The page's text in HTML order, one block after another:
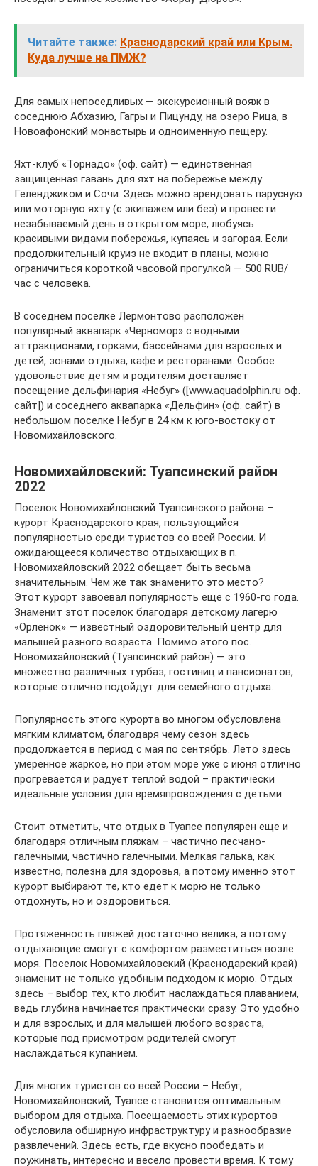
Читайте также: Краснодарский край или Крым.
Куда лучше на ПМЖ?
Для самых непоседливых — экскурсионный вояж в
соседнюю Абхазию, Гагры и Пицунду, на озеро Рица, в
Новоафонский монастырь и одноименную пещеру.
Яхт-клуб «Торнадо» (оф. сайт) — единственная
защищенная гавань для яхт на побережье между
Геленджиком и Сочи. Здесь можно арендовать парусную
или моторную яхту (с экипажем или без) и провести
незабываемый день в открытом море, любуясь
красивыми видами побережья, купаясь и загорая. Если
продолжительный круиз не входит в планы, можно
ограничиться короткой часовой прогулкой — 500 RUB/
час с человека.
В соседнем поселке Лермонтово расположен
популярный аквапарк «Черномор» с водными
аттракционами, горками, бассейнами для взрослых и
детей, зонами отдыха, кафе и ресторанами. Особое
удовольствие детям и родителям доставляет
посещение дельфинария «Небуг» ([www.aquadolphin.ru оф.
сайт]) и соседнего аквапарка «Дельфин» (оф. сайт) в
небольшом поселке Небуг в 24 км к юго-востоку от
Новомихайловского.
Новомихайловский: Туапсинский район
2022
Поселок Новомихайловский Туапсинского района –
курорт Краснодарского края, пользующийся
популярностью среди туристов со всей России. И
ожидающееся количество отдыхающих в п.
Новомихайловский 2022 обещает быть весьма
значительным. Чем же так знаменито это место?
Этот курорт завоевал популярность еще с 1960-го года.
Знаменит этот поселок благодаря детскому лагерю
«Орленок» — известный оздоровительный центр для
малышей разного возраста. Помимо этого пос.
Новомихайловский (Туапсинский район) — это
множество различных турбаз, гостиниц и пансионатов,
которые отлично подойдут для семейного отдыха.
Популярность этого курорта во многом обусловлена
мягким климатом, благодаря чему сезон здесь
продолжается в период с мая по сентябрь. Лето здесь
умеренное жаркое, но при этом море уже с июня отлично
прогревается и радует теплой водой – практически
идеальные условия для времяпровождения с детьми.
Стоит отметить, что отдых в Туапсе популярен еще и
благодаря отличным пляжам – частично песчано-
галечными, частично галечными. Мелкая галька, как
известно, полезна для здоровья, а потому именно этот
курорт выбирают те, кто едет к морю не только
отдохнуть, но и оздоровиться.
Протяженность пляжей достаточно велика, а потому
отдыхающие смогут с комфортом разместиться возле
моря. Поселок Новомихайловский (Краснодарский край)
знаменит не только удобным подходом к морю. Отдых
здесь – выбор тех, кто любит наслаждаться плаванием,
ведь глубина начинается практически сразу. Это удобно
и для взрослых, и для малышей любого возраста,
которые под присмотром родителей смогут
наслаждаться купанием.
Для многих туристов со всей России – Небуг,
Новомихайловский, Туапсе становится оптимальным
выбором для отдыха. Посещаемость этих курортов
обусловила обширную инфраструктуру и разнообразие
развлечений. Здесь есть, где вкусно пообедать и
поужинать, интересно и весело провести время. К тому